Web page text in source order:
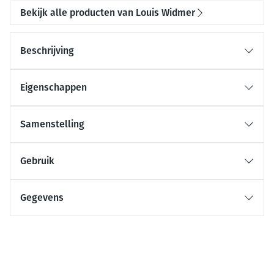
Bekijk alle producten van Louis Widmer
Beschrijving
Eigenschappen
Samenstelling
Gebruik
Gegevens